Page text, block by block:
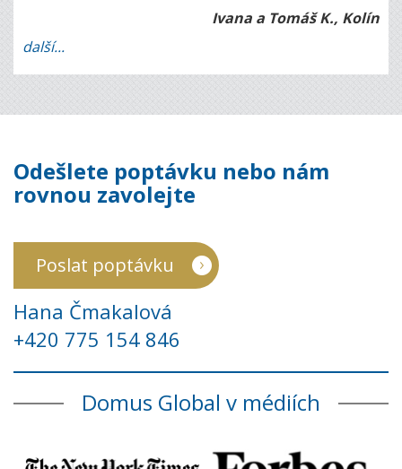
Ivana a Tomáš K., Kolín
další...
Odešlete poptávku nebo nám
rovnou zavolejte
Poslat poptávku
Hana Čmakalová
+420 775 154 846
Domus Global v médiích